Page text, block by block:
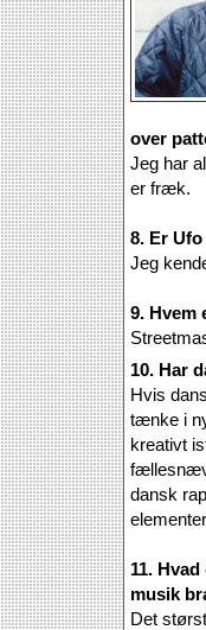
over
Jeg har
er fræk.
8. Er
Jeg
9. Hvem
10. Har
Hvis
tænke i
kreativt
dansk
11.
musik
Det